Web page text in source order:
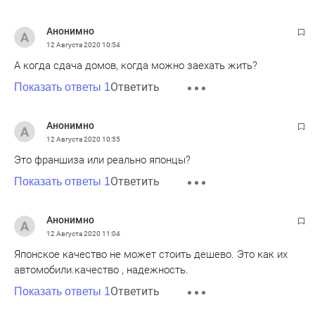
Анонимно
12 Августа 2020 10:54
А когда сдача домов, когда можно заехать жить?
Показать ответы 1Ответить
Анонимно
12 Августа 2020 10:55
Это франшиза или реально японцы?
Показать ответы 1Ответить
Анонимно
12 Августа 2020 11:04
Японское качество не может стоить дешево. Это как их
автомобили.качество , надежность.
Показать ответы 1Ответить